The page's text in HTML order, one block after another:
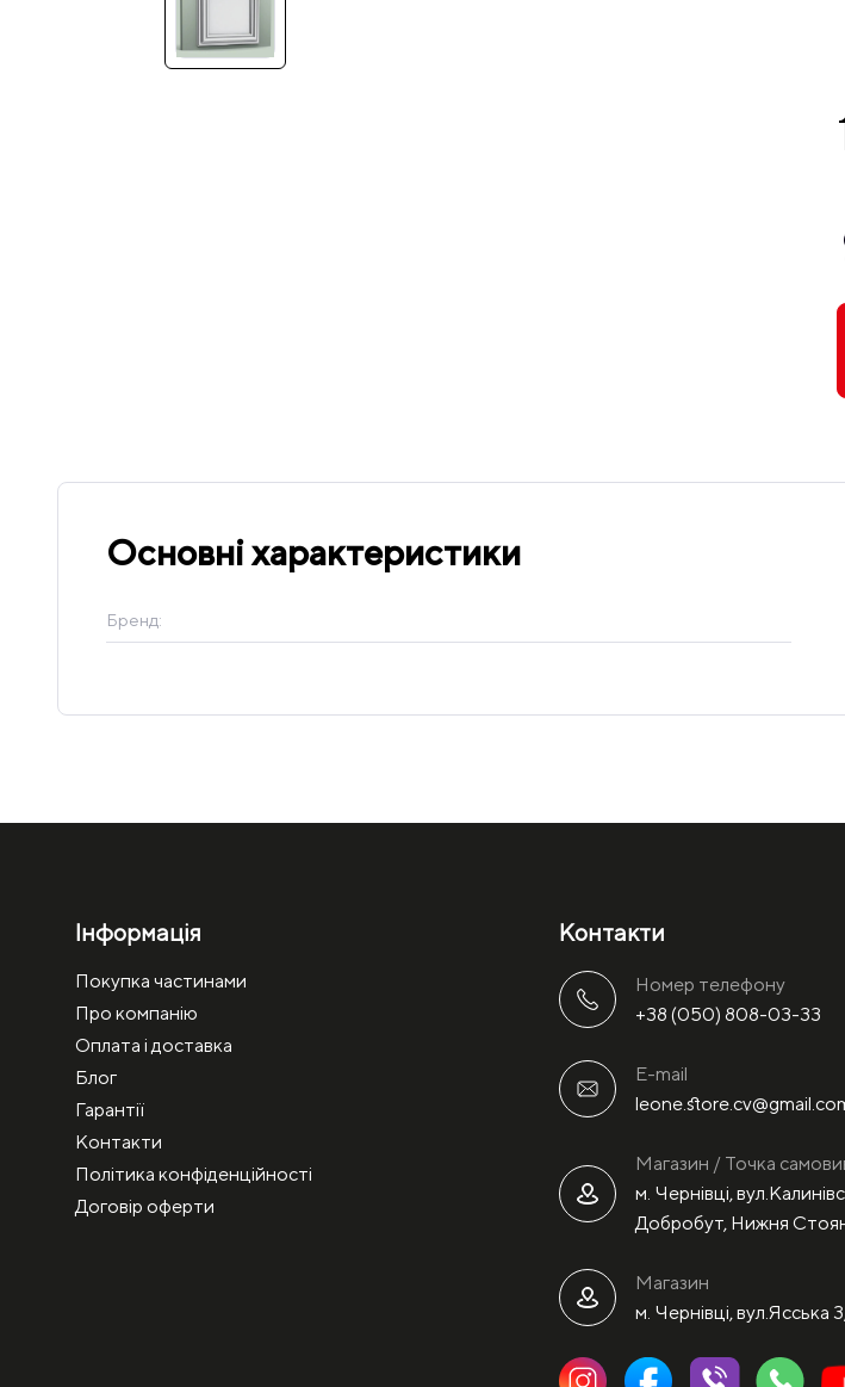
Основні характеристики
Бренд:
Інформація
Покупка частинами
Про компанію
Оплата і доставка
Блог
Гарантії
Контакти
Політика конфіденційності
Договір оферти
Контакти
Номер телефону
+38 (050) 808-03-33
E-mail
Магазин / Точка
м. Чернівці,
Добробут, Нижня
Магазин
м. Чернівці, вул.Ясська